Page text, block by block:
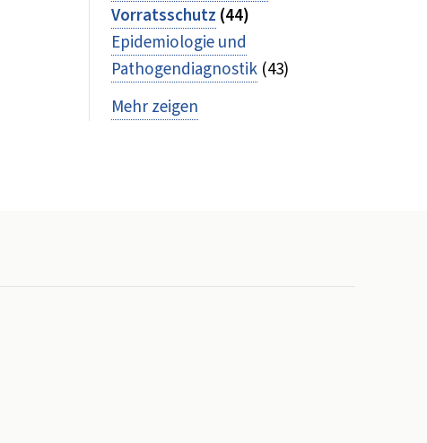
Vorratsschutz (44)
Epidemiologie und
Pathogendiagnostik (43)
Mehr zeigen